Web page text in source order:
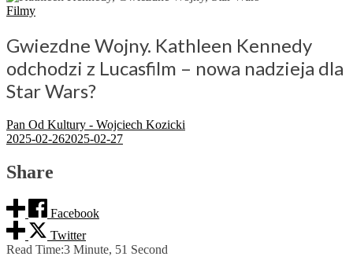
Filmy
Gwiezdne Wojny. Kathleen Kennedy
odchodzi z Lucasfilm – nowa nadzieja dla
Star Wars?
Pan Od Kultury - Wojciech Kozicki
2025-02-262025-02-27
Share
Facebook
Twitter
Read Time:3 Minute, 51 Second